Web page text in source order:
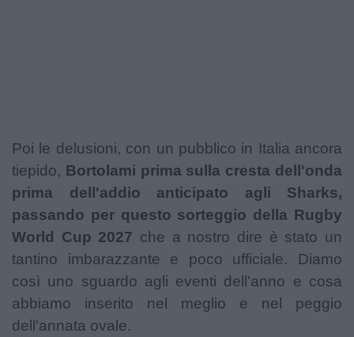
Poi le delusioni, con un pubblico in Italia ancora
tiepido, Bortolami prima sulla cresta dell'onda
prima dell'addio anticipato agli Sharks,
passando per questo sorteggio della Rugby
World Cup 2027 che a nostro dire è stato un
tantino imbarazzante e poco ufficiale. Diamo
così uno sguardo agli eventi dell'anno e cosa
abbiamo inserito nel meglio e nel peggio
dell'annata ovale.